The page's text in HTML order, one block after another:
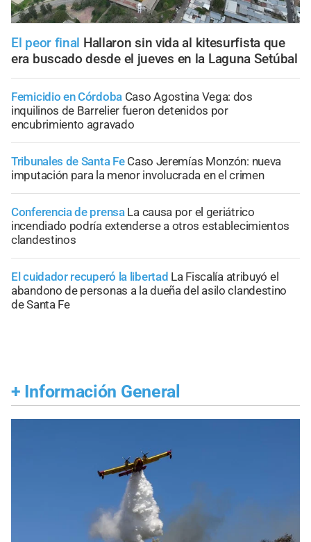
El peor final Hallaron sin vida al kitesurfista que
era buscado desde el jueves en la Laguna Setúbal
Femicidio en Córdoba Caso Agostina Vega: dos
inquilinos de Barrelier fueron detenidos por
encubrimiento agravado
Tribunales de Santa Fe Caso Jeremías Monzón: nueva
imputación para la menor involucrada en el crimen
Conferencia de prensa La causa por el geriátrico
incendiado podría extenderse a otros establecimientos
clandestinos
El cuidador recuperó la libertad La Fiscalía atribuyó el
abandono de personas a la dueña del asilo clandestino
de Santa Fe
+ Información General